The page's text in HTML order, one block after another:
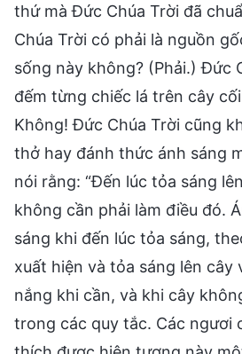
thứ mà Đức Chúa Trời đã
Chúa Trời có phải là nguồn
sống này không? (Phải.) Đức
đếm từng chiếc lá trên cây
Không! Đức Chúa Trời cũng
thở hay đánh thức ánh sáng
nói rằng: “Đến lúc tỏa sáng
không cần phải làm điều đó.
sáng khi đến lúc tỏa sáng,
xuất hiện và tỏa sáng lên cây
nắng khi cần, và khi cây
trong các quy tắc. Các ngươi